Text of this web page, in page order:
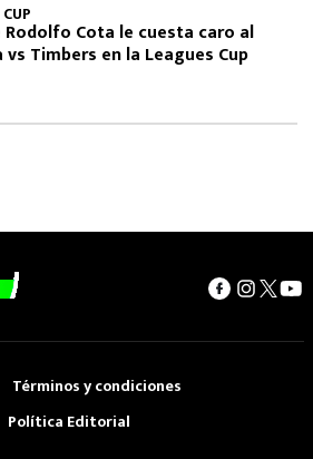
Rodolfo Cota le cuesta caro al
vs Timbers en la Leagues Cup
Términos y condiciones
Política Editorial